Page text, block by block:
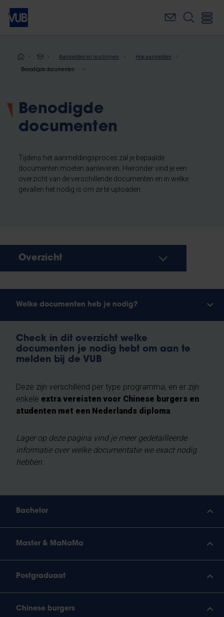
Overslaan
naar
inhoudKruimelpad
Aanmelden en inschrijven Hoe aanmelden
Benodigde documenten
Benodigde
documenten
Tijdens het aanmeldingsproces zal je bepaalde
documenten moeten aanleveren. Hieronder vind je een
overzicht van de verschillende documenten en in welke
gevallen het nodig is om ze te uploaden.
Overzicht
Welke documenten heb je nodig?
Check in dit overzicht welke
documenten je nodig hebt om aan te
melden bij de VUB
Deze zijn verschillend per type programma, en er zijn
enkele extra vereisten voor Chinese burgers en
studenten met een Nederlands diploma.
Lager op deze pagina vind je meer gedetailleerde
informatie over welke documentatie we exact nodig
hebben.
Bachelor
Master & MaNaMa
Postgraduaat
Chinese burgers